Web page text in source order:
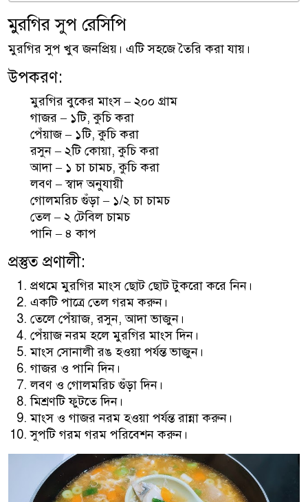
মুরগির সুপ রেসিপি
মুরগির সুপ খুব জনপ্রিয়। এটি সহজে তৈরি করা যায়।
উপকরণ:
মুরগির বুকের মাংস – ২০০ গ্রাম
গাজর – ১টি, কুচি করা
পেঁয়াজ – ১টি, কুচি করা
রসুন – ২টি কোয়া, কুচি করা
আদা – ১ চা চামচ, কুচি করা
লবণ – স্বাদ অনুযায়ী
গোলমরিচ গুঁড়া – ১/২ চা চামচ
তেল – ২ টেবিল চামচ
পানি – ৪ কাপ
প্রস্তুত প্রণালী:
প্রথমে মুরগির মাংস ছোট ছোট টুকরো করে নিন।
একটি পাত্রে তেল গরম করুন।
তেলে পেঁয়াজ, রসুন, আদা ভাজুন।
পেঁয়াজ নরম হলে মুরগির মাংস দিন।
মাংস সোনালী রঙ হওয়া পর্যন্ত ভাজুন।
গাজর ও পানি দিন।
লবণ ও গোলমরিচ গুঁড়া দিন।
মিশ্রণটি ফুটতে দিন।
মাংস ও গাজর নরম হওয়া পর্যন্ত রান্না করুন।
সুপটি গরম গরম পরিবেশন করুন।